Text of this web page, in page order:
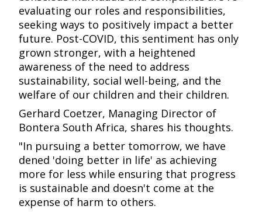
evaluating our roles and responsibilities,
seeking ways to positively impact a better
future. Post-COVID, this sentiment has only
grown stronger, with a heightened
awareness of the need to address
sustainability, social well-being, and the
welfare of our children and their children.​​​​‌ ‍ ​‍​‍‌‍ ‌ ​‍‌‍‍‌‌‍‌ ‌‍‍‌‌‍ ‍​‍​‍​ ‍‍​‍​‍‌ ​ ‌‍​‌‌‍ ‍‌‍‍‌‌ ‌​‌ ‍‌​‍ ‍‌‍‍‌‌‍ ​‍​‍​‍ ​​‍​‍‌‍‍​‌ ​‍‌‍‌‌‌‍‌‍​‍​‍​ ‍‍​‍​‍​‍ ‌ ​ ‌ ‌​‌ ‌‌‌‍‌​‌‍‍‌‌‍ ​‍ ‌‍‍‌‌‍ ‍‌ ‌​‌‍‌‌‌‍ ‍‌ ‌​​‍ ‌‍‌‌‌‍‌​‌‍‍‌‌ ‌​​‍ ‌‍ ‌‌‍ ‌‍‌​‌‍‌‌​ ‌‌ ​​‌ ​‍‌‍‌‌‌ ​ ‌‍‌‌‌‍ ‍‌ ‌​‌‍​‌‌ ‌​‌‍‍‌‌‍ ‌‍ ‍​ ‍ ‌‍‍‌‌‍‌​​ ‌‌ ​​‌‍ ‌ ​ ‌ ‌​​‍ ‍‌ ​ ‌‍​‌​‍ ‍‌‍‌​‌‍ ‌‍‍‌‌‍ ‍‌‍‌ ​‍ ‌‌‍​‍‌‍‌‌‌ ‌​‌ ‌​‌‍‌‌‌ ​‍​‍ ‌‌ ​‍‌‍‌‌​‍ ‌‌‍‌​‌‍‌‌‌‍‌‍‌‍‍‌‌‍ ‍‌‍‍‌‌‍ ‍‌‍‌ ​‍ ‌‌ ​ ‌ ‌‌‌‍​ ‌‍​ ‌‍‌‌‌ ​ ‌ ​ ​‍ ‌‌‍‍‌‌‍ ‍​‍ ‌‌‍​‌‌‍‌ ‌ ​‍‌‍‍‌‌‍​ ‌ ‌‌‌‍ ​‌ ‌​‌ ‌‌‌ ​‍‌‍‌‌​‍ ‌‌‍‌‌‌‍ ‌‌ ​​‌‍ ‌ ‌ ‌‍‌‌‌ ​‍‌‍‍‌‌‍ ‍‌‍‌ ​‍ ‌‌‍‌‍‌‍​‌‌ ​‍‌‍ ‌‌‍‌‌‌ ​‍‌ ​ ​‍ ‌‌‍ ‍‌ ‌‌‌ ​‍‌ ‌​‌ ‌‌‌ ​‍‌‍‍‌‌‍ ‍‌‍‌ ​‍ ‌‌ ‌​‌‍‍​‌‍‌‌​‍ ‌‌‍‌‌‌‍ ‍‌ ‌‍‌‍‍‌‌ ​‍‌‍ ‌‍ ‍‌‍ ‌‌‍‌‌‌‍ ‍‌ ‌​​ ‍ ‌ ‌​‌ ‍‌‌ ​​‌‍‌‌​ ‌‌ ​​‌‍ ‌ ​ ‌ ‌​​ ‍ ‌ ​​‌‍​‌‌ ‌​‌‍‍​​ ‌‌‍​‍‌‍ ‌‍‌​‌ ‍‌​‍‌‌​ ‌‌‌​​‍‌‌ ‌‍‍ ‌‍‌‌‌ ‍‌​‍‌‌​ ​ ‌​‌​​‍‌‌​ ​ ‌​‌​​‍‌‌​ ​‍​ ​‍​ ‍‌​ ‍​​ ​ ‌‍‌​​ ‌​‌‍​ ​ ‌​​ ​‍‌‍‌‌​ ​​​ ​ ​ ​‌​‍‌‌​ ​‍​ ​‍​‍‌‌​ ‌‌‌​‌​​‍ ‍‌‍​ ‌‍‍​‌‍‍‌‌‍ ​‌‍‌​‌ ​‍‌‍‌‌‌‍ ‍​‍‌‌​ ‌‌‌​​‍‌‌ ‌‍‍ ‌‍‌‌‌ ‍‌​‍‌‌​ ​ ‌​‌​​‍‌‌​ ​ ‌​‌​​‍‌‌​ ​‍​ ​‍‌‍​‍​ ‍​​ ​‍‌‍‌​​ ​‌​ ​‍​ ​‌​ ​ ​ ‍‌​ ‌‍​ ​‍​ ‍‌​ ​​​‍‌‌​ ​‍​ ​‍​‍‌‌​ ‌‌‌​‌​​‍ ‍‌ ‌​‌‍‌‌‌ ‍​‌ ‌​​ ‌‍​‍‌‍​‌‌ ​ ‌‍‌‌‌‌‌‌‌ ​‍‌‍ ​​ ‌​‍‌‌​ ​‍‌​‌‍‌ ​ ‌ ‌​‌ ‌‌‌‍‌​‌‍‍‌‌‍ ​‍‌‍‌‍‍‌‌‍‌​​ ‌‌ ​​‌‍ ‌ ​ ‌ ‌​​‍ ‍‌ ​ ‌‍​‌​‍ ‍‌‍‌​‌‍ ‌‍‍‌‌‍ ‍‌‍‌ ​‍ ‌‌‍​‍‌‍‌‌‌ ‌​‌ ‌​‌‍‌‌‌ ​‍​‍ ‌‌ ​‍‌‍‌‌​‍ ‌‌‍‌​‌‍‌‌‌‍‌‍‌‍‍‌‌‍ ‍‌‍‍‌‌‍ ‍‌‍‌ ​‍ ‌‌ ​ ‌ ‌‌‌‍​ ‌‍​ ‌‍‌‌‌ ​ ‌ ​ ​‍ ‌‌‍‍‌‌‍ ‍​‍ ‌‌‍​‌‌‍‌ ‌ ​‍‌‍‍‌‌‍​ ‌ ‌‌‌‍ ​‌ ‌​‌ ‌‌‌ ​‍‌‍‌‌​‍ ‌‌‍‌‌‌‍ ‌‌ ​​‌‍ ‌ ‌ ‌‍‌‌‌ ​‍‌‍‍‌‌‍ ‍‌‍‌ ​‍ ‌‌‍‌‍‌‍​‌‌ ​‍‌‍ ‌‌‍‌‌‌ ​‍‌ ​ ​‍ ‌‌‍ ‍‌ ‌‌‌ ​‍‌ ‌​‌ ‌‌‌ ​‍‌‍‍‌‌‍ ‍‌‍‌ ​‍ ‌‌ ‌​‌‍‍​‌‍‌‌​‍ ‌‌‍‌‌‌‍ ‍‌ ‌‍‌‍‍‌‌ ​‍‌‍ ‌‍ ‍‌‍ ‌‌‍‌‌‌‍ ‍‌ ‌​​‍‌‍‌ ‌​‌ ‍‌‌ ​​‌‍‌‌​ ‌‌ ​​‌‍ ‌ ​ ‌ ‌​​‍‌‍‌ ​​‌‍​‌‌ ‌​‌‍‍​​ ‌‌‍​‍‌‍ ‌‍‌​‌ ‍‌​‍‌‌​ ‌‌‌​​‍‌‌ ‌‍‍ ‌‍‌‌‌ ‍‌​‍‌‌​ ​ ‌​‌​​‍‌‌​ ​ ‌​‌​​‍‌‌​ ​‍​ ​‍​ ‍‌​ ‍​​ ​ ‌‍‌​​ ‌​‌‍​ ​ ‌​​ ​‍‌‍‌‌​ ​​​ ​ ​ ​‌​‍‌‌​ ​‍​ ​‍​‍‌‌​ ‌‌‌​‌​​‍ ‍‌‍​ ‌‍‍​‌‍‍‌‌‍ ​‌‍‌​‌ ​‍‌‍‌‌‌‍ ‍​‍‌‌​ ‌‌‌​​‍‌‌ ‌‍‍ ‌‍‌‌‌ ‍‌​‍‌‌​ ​ ‌​‌​​‍‌‌​ ​ ‌​‌​​‍‌‌​ ​‍​ ​‍‌‍​‍​ ‍​​ ​‍‌‍‌​​ ​‌​ ​‍​ ​‌​ ​ ​ ‍‌​ ‌‍​ ​‍​ ‍‌​ ​​​‍‌‌​ ​‍​ ​‍​‍‌‌​ ‌‌‌​‌​​‍ ‍‌ ‌​‌‍‌‌‌ ‍​‌ ‌​​‍‌‍‌ ​​‌‍‌‌‌ ​‍‌ ​ ‌ ​​‌‍‌‌‌‍​ ‌ ‌​‌‍‍‌‌ ‌‍‌‍‌‌​ ‌‌ ​​‌ ‌‌‌‍​‍‌‍ ​‌‍‍‌‌ ​ ‌‍‍​‌‍‌‌‌‍‌​​‍​‍‌ ‌
Gerhard Coetzer, Managing Director of
Bontera South Africa, shares his thoughts.​​​​‌ ‍ ​‍​‍‌‍ ‌ ​‍‌‍‍‌‌‍‌ ‌‍‍‌‌‍ ‍​‍​‍​ ‍‍​‍​‍‌ ​ ‌‍​‌‌‍ ‍‌‍‍‌‌ ‌​‌ ‍‌​‍ ‍‌‍‍‌‌‍ ​‍​‍​‍ ​​‍​‍‌‍‍​‌ ​‍‌‍‌‌‌‍‌‍​‍​‍​ ‍‍​‍​‍​‍ ‌ ​ ‌ ‌​‌ ‌‌‌‍‌​‌‍‍‌‌‍ ​‍ ‌‍‍‌‌‍ ‍‌ ‌​‌‍‌‌‌‍ ‍‌ ‌​​‍ ‌‍‌‌‌‍‌​‌‍‍‌‌ ‌​​‍ ‌‍ ‌‌‍ ‌‍‌​‌‍‌‌​ ‌‌ ​​‌ ​‍‌‍‌‌‌ ​ ‌‍‌‌‌‍ ‍‌ ‌​‌‍​‌‌ ‌​‌‍‍‌‌‍ ‌‍ ‍​ ‍ ‌‍‍‌‌‍‌​​ ‌‌ ​​‌‍ ‌ ​ ‌ ‌​​‍ ‍‌ ​ ‌‍​‌​‍ ‍‌‍‌​‌‍ ‌‍‍‌‌‍ ‍‌‍‌ ​‍ ‌‌‍​‍‌‍‌‌‌ ‌​‌ ‌​‌‍‌‌‌ ​‍​‍ ‌‌ ​‍‌‍‌‌​‍ ‌‌‍‌​‌‍‌‌‌‍‌‍‌‍‍‌‌‍ ‍‌‍‍‌‌‍ ‍‌‍‌ ​‍ ‌‌ ​ ‌ ‌‌‌‍​ ‌‍​ ‌‍‌‌‌ ​ ‌ ​ ​‍ ‌‌‍‍‌‌‍ ‍​‍ ‌‌‍​‌‌‍‌ ‌ ​‍‌‍‍‌‌‍​ ‌ ‌‌‌‍ ​‌ ‌​‌ ‌‌‌ ​‍‌‍‌‌​‍ ‌‌‍‌‌‌‍ ‌‌ ​​‌‍ ‌ ‌ ‌‍‌‌‌ ​‍‌‍‍‌‌‍ ‍‌‍‌ ​‍ ‌‌‍‌‍‌‍​‌‌ ​‍‌‍ ‌‌‍‌‌‌ ​‍‌ ​ ​‍ ‌‌‍ ‍‌ ‌‌‌ ​‍‌ ‌​‌ ‌‌‌ ​‍‌‍‍‌‌‍ ‍‌‍‌ ​‍ ‌‌ ‌​‌‍‍​‌‍‌‌​‍ ‌‌‍‌‌‌‍ ‍‌ ‌‍‌‍‍‌‌ ​‍‌‍ ‌‍ ‍‌‍ ‌‌‍‌‌‌‍ ‍‌ ‌​​ ‍ ‌ ‌​‌ ‍‌‌ ​​‌‍‌‌​ ‌‌ ​​‌‍ ‌ ​ ‌ ‌​​ ‍ ‌ ​​‌‍​‌‌ ‌​‌‍‍​​ ‌‌‍​‍‌‍ ‌‍‌​‌ ‍‌​‍‌‌​ ‌‌‌​​‍‌‌ ‌‍‍ ‌‍‌‌‌ ‍‌​‍‌‌​ ​ ‌​‌​​‍‌‌​ ​ ‌​‌​​‍‌‌​ ​‍​ ​‍​ ‌ ​ ​ ‌‍​ ​ ‌‌​ ‌​​ ‌​​ ‍‌‌‍‌‍​ ‌‍‌‍​ ​ ‍‌​ ​​​‍‌‌​ ​‍​ ​‍​‍‌‌​ ‌‌‌​‌​​‍ ‍‌‍​ ‌‍‍​‌‍‍‌‌‍ ​‌‍‌​‌ ​‍‌‍‌‌‌‍ ‍​‍‌‌​ ‌‌‌​​‍‌‌ ‌‍‍ ‌‍‌‌‌ ‍‌​‍‌‌​ ​ ‌​‌​​‍‌‌​ ​ ‌​‌​​‍‌‌​ ​‍​ ​‍‌‍‌‌​ ‌​‌‍​ ‌‍​‍​ ‍​‌‍​‌‌‍‌‌​ ‍​​ ‌‍​ ‌‍​ ​ ​ ​ ​ ​​​‍‌‌​ ​‍​ ​‍​‍‌‌​ ‌‌‌​‌​​‍ ‍‌ ‌​‌‍‌‌‌ ‍​‌ ‌​​ ‌‍​‍‌‍​‌‌ ​ ‌‍‌‌‌‌‌‌‌ ​‍‌‍ ​​ ‌​‍‌‌​ ​‍‌​‌‍‌ ​ ‌ ‌​‌ ‌‌‌‍‌​‌‍‍‌‌‍ ​‍‌‍‌‍‍‌‌‍‌​​ ‌‌ ​​‌‍ ‌ ​ ‌ ‌​​‍ ‍‌ ​ ‌‍​‌​‍ ‍‌‍‌​‌‍ ‌‍‍‌‌‍ ‍‌‍‌ ​‍ ‌‌‍​‍‌‍‌‌‌ ‌​‌ ‌​‌‍‌‌‌ ​‍​‍ ‌‌ ​‍‌‍‌‌​‍ ‌‌‍‌​‌‍‌‌‌‍‌‍‌‍‍‌‌‍ ‍‌‍‍‌‌‍ ‍‌‍‌ ​‍ ‌‌ ​ ‌ ‌‌‌‍​ ‌‍​ ‌‍‌‌‌ ​ ‌ ​ ​‍ ‌‌‍‍‌‌‍ ‍​‍ ‌‌‍​‌‌‍‌ ‌ ​‍‌‍‍‌‌‍​ ‌ ‌‌‌‍ ​‌ ‌​‌ ‌‌‌ ​‍‌‍‌‌​‍ ‌‌‍‌‌‌‍ ‌‌ ​​‌‍ ‌ ‌ ‌‍‌‌‌ ​‍‌‍‍‌‌‍ ‍‌‍‌ ​‍ ‌‌‍‌‍‌‍​‌‌ ​‍‌‍ ‌‌‍‌‌‌ ​‍‌ ​ ​‍ ‌‌‍ ‍‌ ‌‌‌ ​‍‌ ‌​‌ ‌‌‌ ​‍‌‍‍‌‌‍ ‍‌‍‌ ​‍ ‌‌ ‌​‌‍‍​‌‍‌‌​‍ ‌‌‍‌‌‌‍ ‍‌ ‌‍‌‍‍‌‌ ​‍‌‍ ‌‍ ‍‌‍ ‌‌‍‌‌‌‍ ‍‌ ‌​​‍‌‍‌ ‌​‌ ‍‌‌ ​​‌‍‌‌​ ‌‌ ​​‌‍ ‌ ​ ‌ ‌​​‍‌‍‌ ​​‌‍​‌‌ ‌​‌‍‍​​ ‌‌‍​‍‌‍ ‌‍‌​‌ ‍‌​‍‌‌​ ‌‌‌​​‍‌‌ ‌‍‍ ‌‍‌‌‌ ‍‌​‍‌‌​ ​ ‌​‌​​‍‌‌​ ​ ‌​‌​​‍‌‌​ ​‍​ ​‍​ ‌ ​ ​ ‌‍​ ​ ‌‌​ ‌​​ ‌​​ ‍‌‌‍‌‍​ ‌‍‌‍​ ​ ‍‌​ ​​​‍‌‌​ ​‍​ ​‍​‍‌‌​ ‌‌‌​‌​​‍ ‍‌‍​ ‌‍‍​‌‍‍‌‌‍ ​‌‍‌​‌ ​‍‌‍‌‌‌‍ ‍​‍‌‌​ ‌‌‌​​‍‌‌ ‌‍‍ ‌‍‌‌‌ ‍‌​‍‌‌​ ​ ‌​‌​​‍‌‌​ ​ ‌​‌​​‍‌‌​ ​‍​ ​‍‌‍‌‌​ ‌​‌‍​ ‌‍​‍​ ‍​‌‍​‌‌‍‌‌​ ‍​​ ‌‍​ ‌‍​ ​ ​ ​ ​ ​​​‍‌‌​ ​‍​ ​‍​‍‌‌​ ‌‌‌​‌​​‍ ‍‌ ‌​‌‍‌‌‌ ‍​‌ ‌​​‍‌‍‌ ​​‌‍‌‌‌ ​‍‌ ​ ‌ ​​‌‍‌‌‌‍​ ‌ ‌​‌‍‍‌‌ ‌‍‌‍‌‌​ ‌‌ ​​‌ ‌‌‌‍​‍‌‍ ​‌‍‍‌‌ ​ ‌‍‍​‌‍‌‌‌‍‌​​‍​‍‌ ‌
"In pursuing a better tomorrow, we have
defined 'doing better in life' as achieving
more for less while ensuring that progress
is sustainable and doesn't come at the
expense of harm to others.​​​​‌ ‍ ​‍​‍‌‍ ‌ ​‍‌‍‍‌‌‍‌ ‌‍‍‌‌‍ ‍​‍​‍​ ‍‍​‍​‍‌ ​ ‌‍​‌‌‍ ‍‌‍‍‌‌ ‌​‌ ‍‌​‍ ‍‌‍‍‌‌‍ ​‍​‍​‍ ​​‍​‍‌‍‍​‌ ​‍‌‍‌‌‌‍‌‍​‍​‍​ ‍‍​‍​‍​‍ ‌ ​ ‌ ‌​‌ ‌‌‌‍‌​‌‍‍‌‌‍ ​‍ ‌‍‍‌‌‍ ‍‌ ‌​‌‍‌‌‌‍ ‍‌ ‌​​‍ ‌‍‌‌‌‍‌​‌‍‍‌‌ ‌​​‍ ‌‍ ‌‌‍ ‌‍‌​‌‍‌‌​ ‌‌ ​​‌ ​‍‌‍‌‌‌ ​ ‌‍‌‌‌‍ ‍‌ ‌​‌‍​‌‌ ‌​‌‍‍‌‌‍ ‌‍ ‍​ ‍ ‌‍‍‌‌‍‌​​ ‌‌ ​​‌‍ ‌ ​ ‌ ‌​​‍ ‍‌ ​ ‌‍​‌​‍ ‍‌‍‌​‌‍ ‌‍‍‌‌‍ ‍‌‍‌ ​‍ ‌‌‍​‍‌‍‌‌‌ ‌​‌ ‌​‌‍‌‌‌ ​‍​‍ ‌‌ ​‍‌‍‌‌​‍ ‌‌‍‌​‌‍‌‌‌‍‌‍‌‍‍‌‌‍ ‍‌‍‍‌‌‍ ‍‌‍‌ ​‍ ‌‌ ​ ‌ ‌‌‌‍​ ‌‍​ ‌‍‌‌‌ ​ ‌ ​ ​‍ ‌‌‍‍‌‌‍ ‍​‍ ‌‌‍​‌‌‍‌ ‌ ​‍‌‍‍‌‌‍​ ‌ ‌‌‌‍ ​‌ ‌​‌ ‌‌‌ ​‍‌‍‌‌​‍ ‌‌‍‌‌‌‍ ‌‌ ​​‌‍ ‌ ‌ ‌‍‌‌‌ ​‍‌‍‍‌‌‍ ‍‌‍‌ ​‍ ‌‌‍‌‍‌‍​‌‌ ​‍‌‍ ‌‌‍‌‌‌ ​‍‌ ​ ​‍ ‌‌‍ ‍‌ ‌‌‌ ​‍‌ ‌​‌ ‌‌‌ ​‍‌‍‍‌‌‍ ‍‌‍‌ ​‍ ‌‌ ‌​‌‍‍​‌‍‌‌​‍ ‌‌‍‌‌‌‍ ‍‌ ‌‍‌‍‍‌‌ ​‍‌‍ ‌‍ ‍‌‍ ‌‌‍‌‌‌‍ ‍‌ ‌​​ ‍ ‌ ‌​‌ ‍‌‌ ​​‌‍‌‌​ ‌‌ ​​‌‍ ‌ ​ ‌ ‌​​ ‍ ‌ ​​‌‍​‌‌ ‌​‌‍‍​​ ‌‌‍​‍‌‍ ‌‍‌​‌ ‍‌​‍‌‌​ ‌‌‌​​‍‌‌ ‌‍‍ ‌‍‌‌‌ ‍‌​‍‌‌​ ​ ‌​‌​​‍‌‌​ ​ ‌​‌​​‍‌‌​ ​‍​ ​‍​ ​‌‌‍‌​​ ‍‌​ ‌‌‌‍‌‌‌‍‌‌‌‍​‍​ ​ ​ ​‍‌‍​ ​ ‌​‌‍‌​​‍‌‌​ ​‍​ ​‍​‍‌‌​ ‌‌‌​‌​​‍ ‍‌‍​ ‌‍‍​‌‍‍‌‌‍ ​‌‍‌​‌ ​‍‌‍‌‌‌‍ ‍​‍‌‌​ ‌‌‌​​‍‌‌ ‌‍‍ ‌‍‌‌‌ ‍‌​‍‌‌​ ​ ‌​‌​​‍‌‌​ ​ ‌​‌​​‍‌‌​ ​‍​ ​‍​ ​‍​ ‍‌​ ‌‌‌‍‌​​ ‌ ‌‍​‍​ ‌​‌‍​‍​ ​‌​ ​​‌‍​‌​ ‍‌​ ​​​‍‌‌​ ​‍​ ​‍​‍‌‌​ ‌‌‌​‌​​‍ ‍‌ ‌​‌‍‌‌‌ ‍​‌ ‌​​ ‌‍​‍‌‍​‌‌ ​ ‌‍‌‌‌‌‌‌‌ ​‍‌‍ ​​ ‌​‍‌‌​ ​‍‌​‌‍‌ ​ ‌ ‌​‌ ‌‌‌‍‌​‌‍‍‌‌‍ ​‍‌‍‌‍‍‌‌‍‌​​ ‌‌ ​​‌‍ ‌ ​ ‌ ‌​​‍ ‍‌ ​ ‌‍​‌​‍ ‍‌‍‌​‌‍ ‌‍‍‌‌‍ ‍‌‍‌ ​‍ ‌‌‍​‍‌‍‌‌‌ ‌​‌ ‌​‌‍‌‌‌ ​‍​‍ ‌‌ ​‍‌‍‌‌​‍ ‌‌‍‌​‌‍‌‌‌‍‌‍‌‍‍‌‌‍ ‍‌‍‍‌‌‍ ‍‌‍‌ ​‍ ‌‌ ​ ‌ ‌‌‌‍​ ‌‍​ ‌‍‌‌‌ ​ ‌ ​ ​‍ ‌‌‍‍‌‌‍ ‍​‍ ‌‌‍​‌‌‍‌ ‌ ​‍‌‍‍‌‌‍​ ‌ ‌‌‌‍ ​‌ ‌​‌ ‌‌‌ ​‍‌‍‌‌​‍ ‌‌‍‌‌‌‍ ‌‌ ​​‌‍ ‌ ‌ ‌‍‌‌‌ ​‍‌‍‍‌‌‍ ‍‌‍‌ ​‍ ‌‌‍‌‍‌‍​‌‌ ​‍‌‍ ‌‌‍‌‌‌ ​‍‌ ​ ​‍ ‌‌‍ ‍‌ ‌‌‌ ​‍‌ ‌​‌ ‌‌‌ ​‍‌‍‍‌‌‍ ‍‌‍‌ ​‍ ‌‌ ‌​‌‍‍​‌‍‌‌​‍ ‌‌‍‌‌‌‍ ‍‌ ‌‍‌‍‍‌‌ ​‍‌‍ ‌‍ ‍‌‍ ‌‌‍‌‌‌‍ ‍‌ ‌​​‍‌‍‌ ‌​‌ ‍‌‌ ​​‌‍‌‌​ ‌‌ ​​‌‍ ‌ ​ ‌ ‌​​‍‌‍‌ ​​‌‍​‌‌ ‌​‌‍‍​​ ‌‌‍​‍‌‍ ‌‍‌​‌ ‍‌​‍‌‌​ ‌‌‌​​‍‌‌ ‌‍‍ ‌‍‌‌‌ ‍‌​‍‌‌​ ​ ‌​‌​​‍‌‌​ ​ ‌​‌​​‍‌‌​ ​‍​ ​‍​ ​‌‌‍‌​​ ‍‌​ ‌‌‌‍‌‌‌‍‌‌‌‍​‍​ ​ ​ ​‍‌‍​ ​ ‌​‌‍‌​​‍‌‌​ ​‍​ ​‍​‍‌‌​ ‌‌‌​‌​​‍ ‍‌‍​ ‌‍‍​‌‍‍‌‌‍ ​‌‍‌​‌ ​‍‌‍‌‌‌‍ ‍​‍‌‌​ ‌‌‌​​‍‌‌ ‌‍‍ ‌‍‌‌‌ ‍‌​‍‌‌​ ​ ‌​‌​​‍‌‌​ ​ ‌​‌​​‍‌‌​ ​‍​ ​‍​ ​‍​ ‍‌​ ‌‌‌‍‌​​ ‌ ‌‍​‍​ ‌​‌‍​‍​ ​‌​ ​​‌‍​‌​ ‍‌​ ​​​‍‌‌​ ​‍​ ​‍​‍‌‌​ ‌‌‌​‌​​‍ ‍‌ ‌​‌‍‌‌‌ ‍​‌ ‌​​‍‌‍‌ ​​‌‍‌‌‌ ​‍‌ ​ ‌ ​​‌‍‌‌‌‍​ ‌ ‌​‌‍‍‌‌ ‌‍‌‍‌‌​ ‌‌ ​​‌ ‌‌‌‍​‍‌‍ ​‌‍‍‌‌ ​ ‌‍‍​‌‍‌‌‌‍‌​​‍​‍‌ ‌